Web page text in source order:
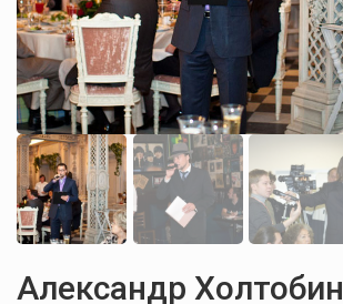
Александр Холтобин